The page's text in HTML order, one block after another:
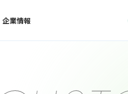
企業情報